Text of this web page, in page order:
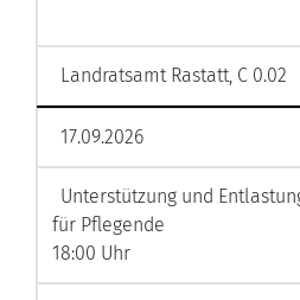
Landratsamt Rastatt, C 0.02
17.09.2026
Unterstützung und
für Pflegende
18:00 Uhr